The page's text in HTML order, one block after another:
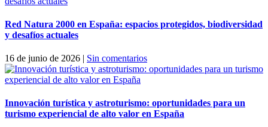
Red Natura 2000 en España: espacios protegidos, biodiversidad
y desafíos actuales
16 de junio de 2026 | Sin comentarios
Innovación turística y astroturismo: oportunidades para un
turismo experiencial de alto valor en España